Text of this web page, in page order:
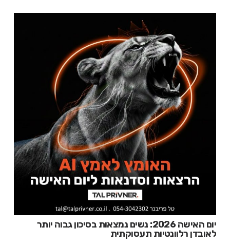
יום האישה 2026: נשים נמצאות בסיכון גבוה יותר
לאובדן רלוונטיות תעסוקתית